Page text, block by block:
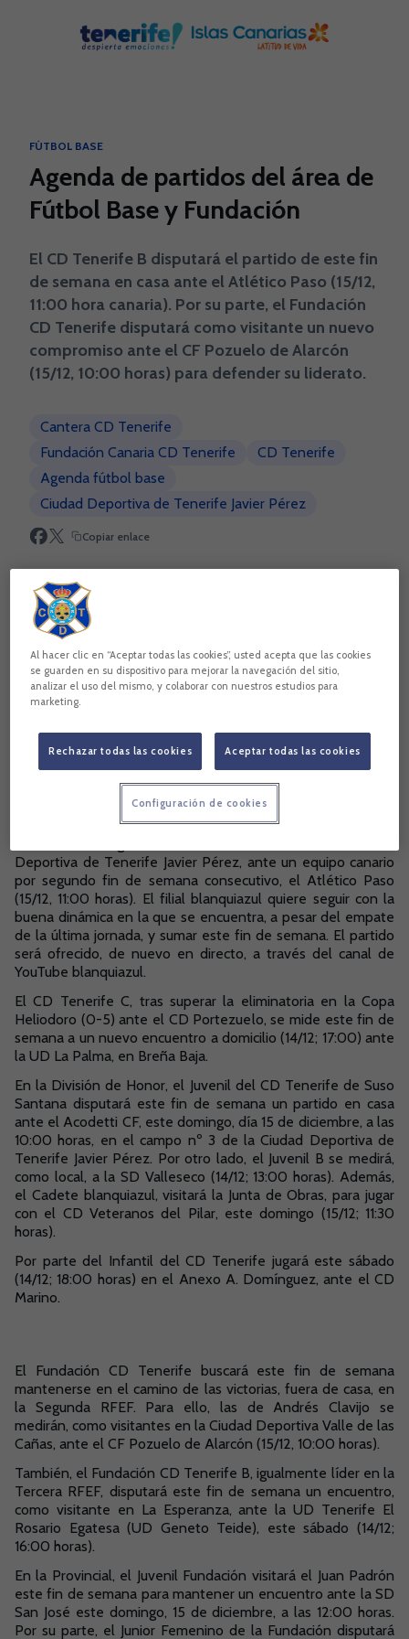
FÚTBOL BASE
Agenda de partidos del área de
Fútbol Base y Fundación
El CD Tenerife B disputará el partido de este fin
de semana en casa ante el Atlético Paso (15/12,
11:00 hora canaria). Por su parte, el Fundación
CD Tenerife disputará como visitante un nuevo
compromiso ante el CF Pozuelo de Alarcón
(15/12, 10:00 horas) para defender su liderato.
Cantera CD Tenerife
Fundación Canaria CD Tenerife
CD Tenerife
Agenda fútbol base
Ciudad Deportiva de Tenerife Javier Pérez
Copiar enlace
Saltar a la siguiente sección
El CD Tenerife B, tras la semana de trabajo, continúa su
Deportiva de Tenerife Javier Pérez, ante un equipo canario
por segundo fin de semana consecutivo, el Atlético Paso
(15/12, 11:00 horas). El filial blanquiazul quiere seguir con la
buena dinámica en la que se encuentra, a pesar del empate
de la última jornada, y sumar este fin de semana. El partido
será ofrecido, de nuevo en directo, a través del canal de
YouTube blanquiazul.
El CD Tenerife C, tras superar la eliminatoria en la Copa
Heliodoro (0-5) ante el CD Portezuelo, se mide este fin de
semana a un nuevo encuentro a domicilio (14/12; 17:00) ante
la UD La Palma, en Breña Baja.
En la División de Honor, el Juvenil del CD Tenerife de Suso
Santana disputará este fin de semana un partido en casa
ante el Acodetti CF, este domingo, día 15 de diciembre, a las
10:00 horas, en el campo nº 3 de la Ciudad Deportiva de
Tenerife Javier Pérez. Por otro lado, el Juvenil B se medirá,
como local, a la SD Valleseco (14/12; 13:00 horas). Además,
el Cadete blanquiazul, visitará la Junta de Obras, para jugar
con el CD Veteranos del Pilar, este domingo (15/12; 11:30
horas).
Por parte del Infantil del CD Tenerife jugará este sábado
(14/12; 18:00 horas) en el Anexo A. Domínguez, ante el CD
Marino.
El Fundación CD Tenerife buscará este fin de semana
mantenerse en el camino de las victorias, fuera de casa, en
la Segunda RFEF. Para ello, las de Andrés Clavijo se
medirán, como visitantes en la Ciudad Deportiva Valle de las
Cañas, ante el CF Pozuelo de Alarcón (15/12, 10:00 horas).
También, el Fundación CD Tenerife B, igualmente líder en la
Tercera RFEF, disputará este fin de semana un encuentro,
como visitante en La Esperanza, ante la UD Tenerife El
Rosario Egatesa (UD Geneto Teide), este sábado (14/12;
16:00 horas).
En la Provincial, el Juvenil Fundación visitará el Juan Padrón
este fin de semana para mantener un encuentro ante la SD
San José este domingo, 15 de diciembre, a las 12:00 horas.
Por su parte, el Junior Femenino de la Fundación disputará
Al hacer clic en “Aceptar todas las cookies”, usted acepta que las cookies
se guarden en su dispositivo para mejorar la navegación del sitio,
analizar el uso del mismo, y colaborar con nuestros estudios para
marketing.
Rechazar todas las cookies Aceptar todas las cookies
Configuración de cookies